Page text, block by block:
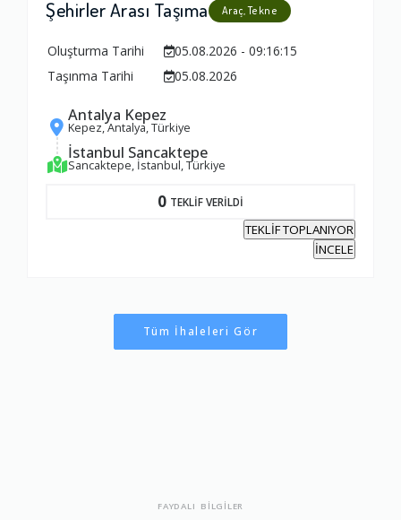
Şehirler Arası Taşıma Araç, Tekne
Oluşturma Tarihi
05.08.2026 - 09:16:15
Taşınma Tarihi
05.08.2026
Antalya Kepez
Kepez, Antalya, Türkiye
İstanbul Sancaktepe
Sancaktepe, İstanbul, Türkiye
0 TEKLİF VERİLDİ
TEKLİF TOPLANIYOR
İNCELE
Tüm İhaleleri Gör
FAYDALI BİLGİLER